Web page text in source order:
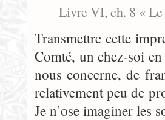
Livre VI, ch. 8 « Le
Transmettre cette
Comté, un chez-soi
nous concerne, de
relativement peu de
Je n’ose imaginer les